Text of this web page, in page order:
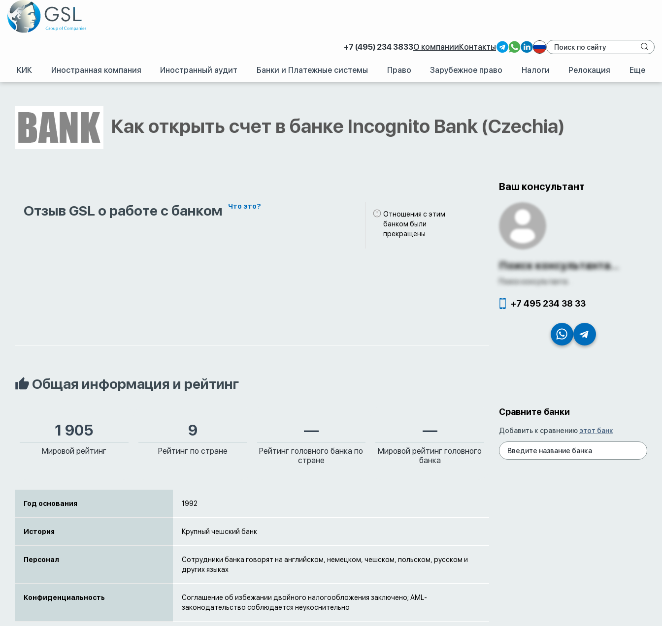
+7 (495) 234 3833О компанииКонтакты
КИК Иностранная компания Иностранный аудит Банки и Платежные системы Право Зарубежное право Налоги Релокация Еще
GSL/Оффшоры и международное право. Регистрация оффшорных компаний. Счет в иностранном банке: Как открыть банковский счет за рубежом/Incognito Bank (Czechia)
Как открыть счет в банке Incognito Bank (Czechia)
Отзыв GSL о работе с банком
Что это?
Отношения с этим
банком были
прекращены
Ваш консультант
Поиск консультанта...
Поиск консультанта...
+7 495 234 38 33
Общая информация и рейтинг
1 905
Мировой рейтинг
9
Рейтинг по стране
—
Рейтинг головного банка по
стране
—
Мировой рейтинг головного
банка
Год основания 1992
История Крупный чешский банк
Персонал
Сотрудники банка говорят на английском, немецком, чешском, польском, русском и
других языках
Конфиденциальность
Соглашение об избежании двойного налогообложения заключено; AML-
законодательство соблюдается неукоснительно
Сравните банки
Добавить к сравнению этот банк